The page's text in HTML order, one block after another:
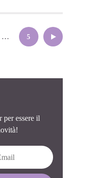
essere il
… 5